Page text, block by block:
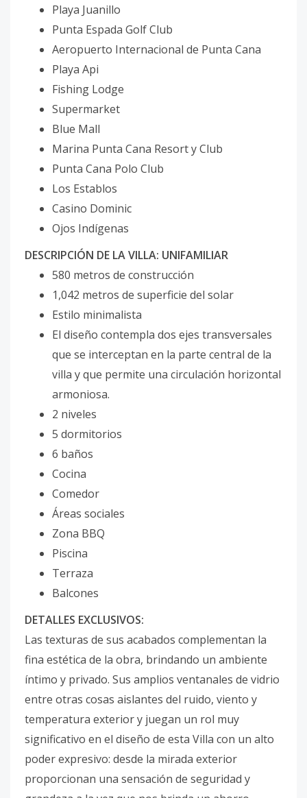
Playa Juanillo
Punta Espada Golf Club
Aeropuerto Internacional de Punta Cana
Playa Api
Fishing Lodge
Supermarket
Blue Mall
Marina Punta Cana Resort y Club
Punta Cana Polo Club
Los Establos
Casino Dominic
Ojos Indígenas
DESCRIPCIÓN DE LA VILLA: UNIFAMILIAR
580 metros de construcción
1,042 metros de superficie del solar
Estilo minimalista
El diseño contempla dos ejes transversales
que se interceptan en la parte central de la
villa y que permite una circulación horizontal
armoniosa.
2 niveles
5 dormitorios
6 baños
Cocina
Comedor
Áreas sociales
Zona BBQ
Piscina
Terraza
Balcones
DETALLES EXCLUSIVOS:
Las texturas de sus acabados complementan la
fina estética de la obra, brindando un ambiente
íntimo y privado. Sus amplios ventanales de vidrio
entre otras cosas aislantes del ruido, viento y
temperatura exterior y juegan un rol muy
significativo en el diseño de esta Villa con un alto
poder expresivo: desde la mirada exterior
proporcionan una sensación de seguridad y